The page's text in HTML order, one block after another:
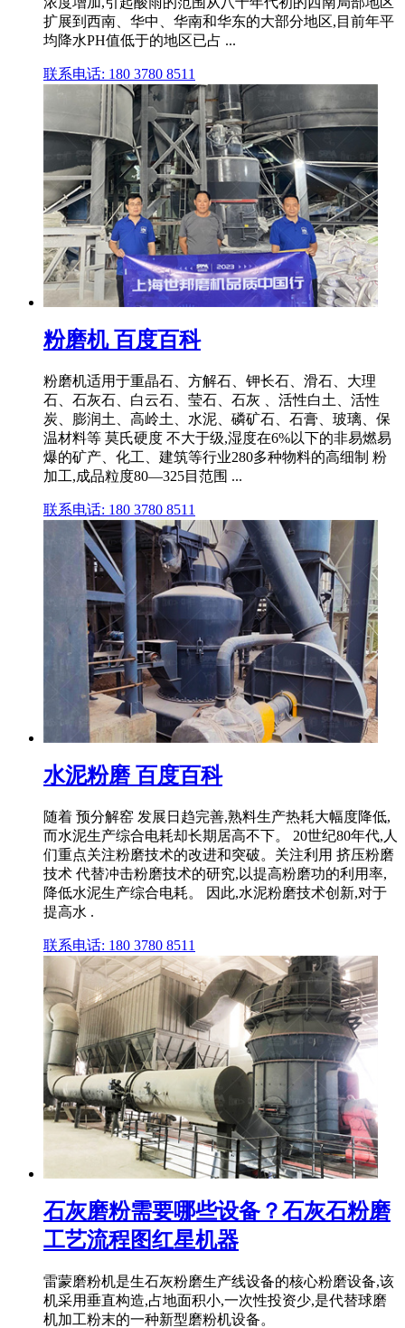
扩展到西南、华中、华南和华东的大部分地区,目前年平
均降水PH值低于的地区已占 ...
联系电话: 180 3780 8511
粉磨机 百度百科
粉磨机适用于重晶石、方解石、钾长石、滑石、大理
石、石灰石、白云石、莹石、石灰 、活性白土、活性
炭、膨润土、高岭土、水泥、磷矿石、石膏、玻璃、保
温材料等 莫氏硬度 不大于级,湿度在6%以下的非易燃易
爆的矿产、化工、建筑等行业280多种物料的高细制 粉
加工,成品粒度80—325目范围 ...
联系电话: 180 3780 8511
水泥粉磨 百度百科
随着 预分解窑 发展日趋完善,熟料生产热耗大幅度降低,
而水泥生产综合电耗却长期居高不下。 20世纪80年代,人
们重点关注粉磨技术的改进和突破。关注利用 挤压粉磨
技术 代替冲击粉磨技术的研究,以提高粉磨功的利用率,
降低水泥生产综合电耗。 因此,水泥粉磨技术创新,对于
提高水 .
联系电话: 180 3780 8511
石灰磨粉需要哪些设备？石灰石粉磨
工艺流程图红星机器
雷蒙磨粉机是生石灰粉磨生产线设备的核心粉磨设备,该
机采用垂直构造,占地面积小,一次性投资少,是代替球磨
机加工粉末的一种新型磨粉机设备。